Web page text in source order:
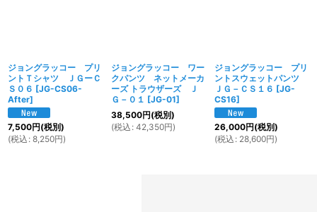
ジョングラッコー プリ
ントＴシャツ ＪＧーＣ
Ｓ０６ [JG-CS06-
After]
7,500円(税別)
(税込 : 8,250円)
ジョングラッコー ワー
クパンツ ネットメーカ
ーズ トラウザーズ Ｊ
Ｇ－０１ [JG-01]
38,500円(税別)
(税込 : 42,350円)
ジョングラッコー プリ
ントスウェットパンツ
ＪＧ－ＣＳ１６ [JG-
CS16]
26,000円(税別)
(税込 : 28,600円)